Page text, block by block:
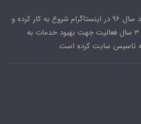
پیج کره بیوتی 96 از مرداد سال 96 در اینستاگرام شروع به کار کرده و
اکنون در مرداد 99 پس از 3 سال فعالیت جهت بهبود خدمات به
تاسیس سایت کرده است.